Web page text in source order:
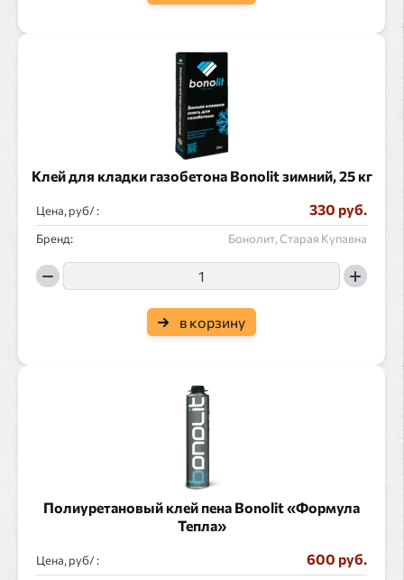
Клей для кладки газобетона Bonolit зимний, 25 кг
Цена, руб/ : 330 руб.
Бренд: Бонолит, Старая Купавна
в корзину
Полиуретановый клей пена Bonolit «Формула
Тепла»
Цена, руб/ : 600 руб.